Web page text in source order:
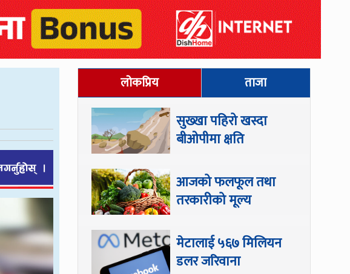
लोकप्रिय ताजा
सुख्खा पहिरो खस्दा
बीओपीमा क्षति
आजको फलफूल तथा
तरकारीको मूल्य
मेटालाई ५६७ मिलियन
डलर जरिवाना